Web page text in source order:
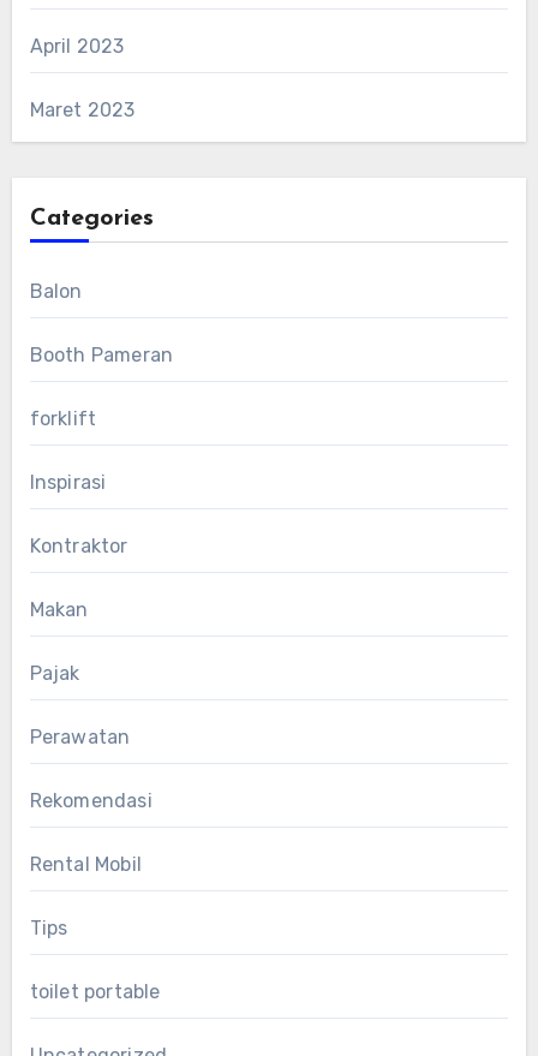
April 2023
Maret 2023
Categories
Balon
Booth Pameran
forklift
Inspirasi
Kontraktor
Makan
Pajak
Perawatan
Rekomendasi
Rental Mobil
Tips
toilet portable